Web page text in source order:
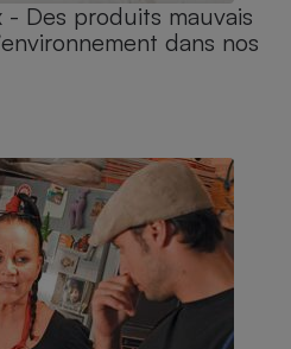
Des produits mauvais
dans nos